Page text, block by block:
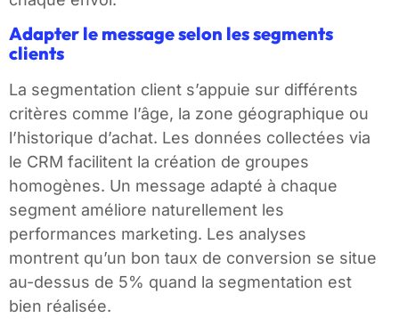
Adapter le message selon les segments
clients
La segmentation client s’appuie sur différents
critères comme l’âge, la zone géographique ou
l’historique d’achat. Les données collectées via
le CRM facilitent la création de groupes
homogènes. Un message adapté à chaque
segment améliore naturellement les
performances marketing. Les analyses
montrent qu’un bon taux de conversion se situe
au-dessus de 5% quand la segmentation est
bien réalisée.